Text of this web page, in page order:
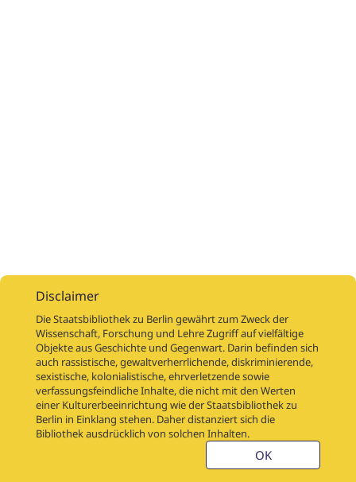
DigitalisierungsaufträgeÜberDigitalisierungsprojekteLinks
DigiworkflowWeitere digitalisierte Bestände
Kontakt
Nutzungsbedingungen
Startseite der SBB
Stabikat
Weitere Kataloge der SBB
Disclaimer
Die Staatsbibliothek zu Berlin gewährt zum Zweck der
Wissenschaft, Forschung und Lehre Zugriff auf vielfältige
Objekte aus Geschichte und Gegenwart. Darin befinden sich
auch rassistische, gewaltverherrlichende, diskriminierende,
sexistische, kolonialistische, ehrverletzende sowie
verfassungsfeindliche Inhalte, die nicht mit den Werten
einer Kulturerbeeinrichtung wie der Staatsbibliothek zu
Berlin in Einklang stehen. Daher distanziert sich die
Bibliothek ausdrücklich von solchen Inhalten.
OK